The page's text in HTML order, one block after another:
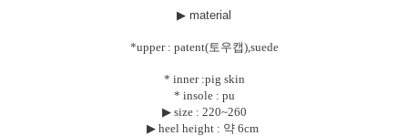
▶ material
*upper : patent(토우캡),suede
* inner :pig skin
* insole : pu
▶ size : 220~260
▶ heel height : 약 6cm